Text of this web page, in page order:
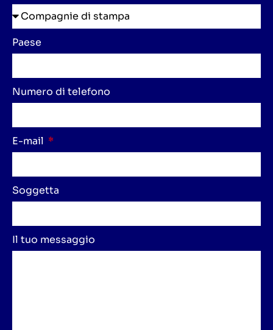
Paese
Numero di telefono
E-mail
Soggetta
Il tuo messaggio